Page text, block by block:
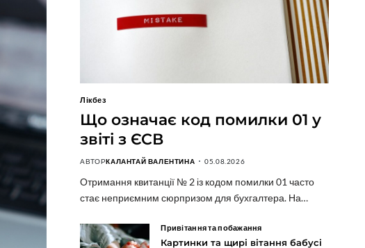
Лікбез
Що означає код помилки 01 у
звіті з ЄСВ
АВТОРКАЛАНТАЙ ВАЛЕНТИНА 05.08.2026
Отримання квитанції № 2 із кодом помилки 01 часто
стає неприємним сюрпризом для бухгалтера. На…
Привітання та побажання
Картинки та щирі вітання бабусі